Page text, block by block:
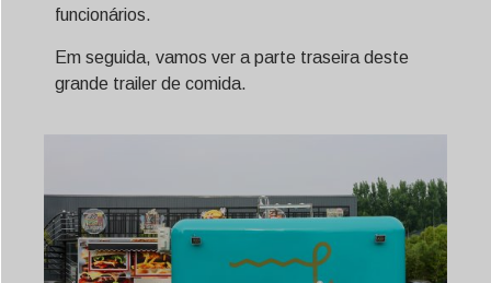
funcionários.
Em seguida, vamos ver a parte traseira deste
grande trailer de comida.